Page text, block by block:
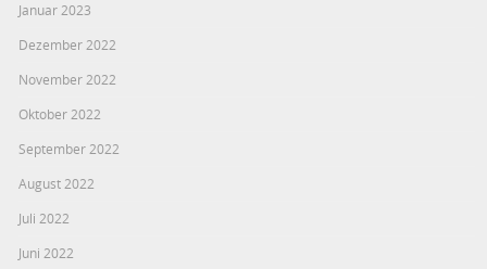
Januar 2023
Dezember 2022
November 2022
Oktober 2022
September 2022
August 2022
Juli 2022
Juni 2022